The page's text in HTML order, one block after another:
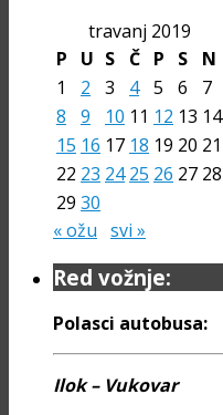
travanj 2019
P
U S Č P S
N
1
2 3 4 5 6
7
8
9 10 11 12 13 14
15 16 17 18 19 20 21
22 23 24 25 26 27 28
29 30
« ožu svi »
Red vožnje:
Polasci autobusa:
Ilok – Vukovar